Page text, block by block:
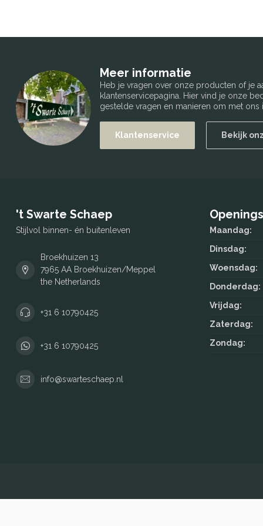
Meer informatie
Heb je vragen over onze producten of je
klantenservicepagina. Hier vind je onze
gestelde vragen en manieren om met ons
Klantenservice Bekijk
't Swarte Schaep
Stijlvol binnen- én buitenleven
Broekhuizen 13
7965 AA Broekhuizen/Meppel
the Netherlands
+31 6 10790425
+31 6 10790425
info@swarteschaep.nl
Maandag:
Dinsdag:
Woensdag:
Donderdag:
Vrijdag:
Zaterdag:
Zondag: